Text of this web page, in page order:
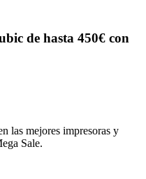
de hasta 450€ con
las mejores impresoras y
Sale.